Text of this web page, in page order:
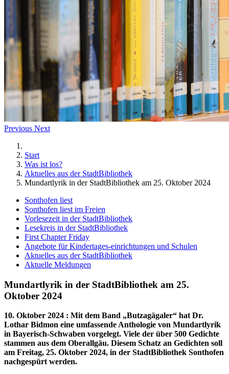
Previous Next
Start
Was ist los?
Aktuelles aus der StadtBibliothek
Mundartlyrik in der StadtBibliothek am 25. Oktober 2024
Sonthofen liest
Sonthofen liest im Freien
Vorlesezeit in der StadtBibliothek
Lesekreis in der StadtBibliothek
First Chapter Friday
Angebote für Kindertages-einrichtungen und Schulen
Aktuelles aus der StadtBibliothek
Aktuelle Meldungen
Mundartlyrik in der StadtBibliothek am 25.
Oktober 2024
10. Oktober 2024 : Mit dem Band „Butzagägaler“ hat Dr.
Lothar Bidmon eine umfassende Anthologie von Mundartlyrik
in Bayerisch-Schwaben vorgelegt. Viele der über 500 Gedichte
stammen aus dem Oberallgäu. Diesem Schatz an Gedichten soll
am Freitag, 25. Oktober 2024, in der StadtBibliothek Sonthofen
nachgespürt werden.